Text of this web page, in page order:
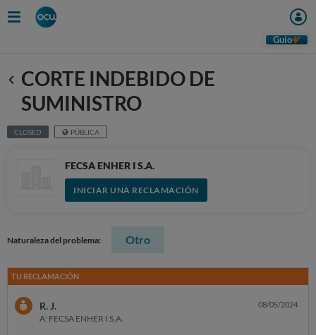
Guio
Anterior
CORTE INDEBIDO DE
SUMINISTRO
CLOSED PÚBLICA
FECSA ENHER I S.A.
INICIAR UNA RECLAMACIÓN
Naturaleza del problema: Otro
TU RECLAMACIÓN
R. J.
A: FECSA ENHER I S.A.
08/05/2024